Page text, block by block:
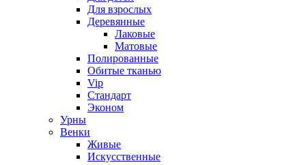
Для взрослых
Деревянные
Лаковые
Матовые
Полированные
Обитые тканью
Vip
Стандарт
Эконом
Урны
Венки
Живые
Искусственные